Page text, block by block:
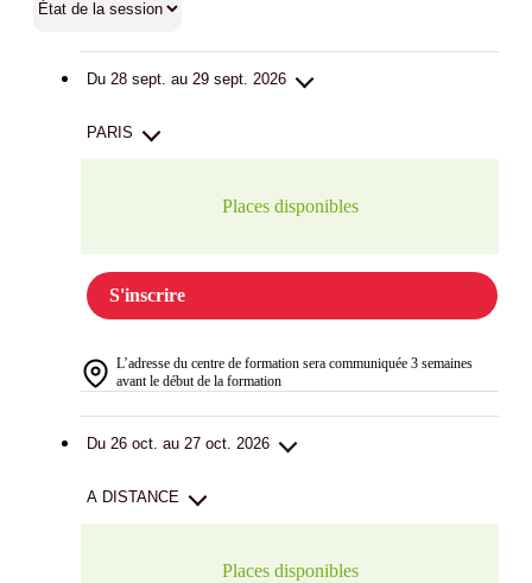
Du 28 sept. au 29 sept. 2026
PARIS
Places disponibles
S'inscrire
L’adresse du centre de formation sera communiquée 3 semaines
avant le début de la formation
Du 26 oct. au 27 oct. 2026
A DISTANCE
Places disponibles